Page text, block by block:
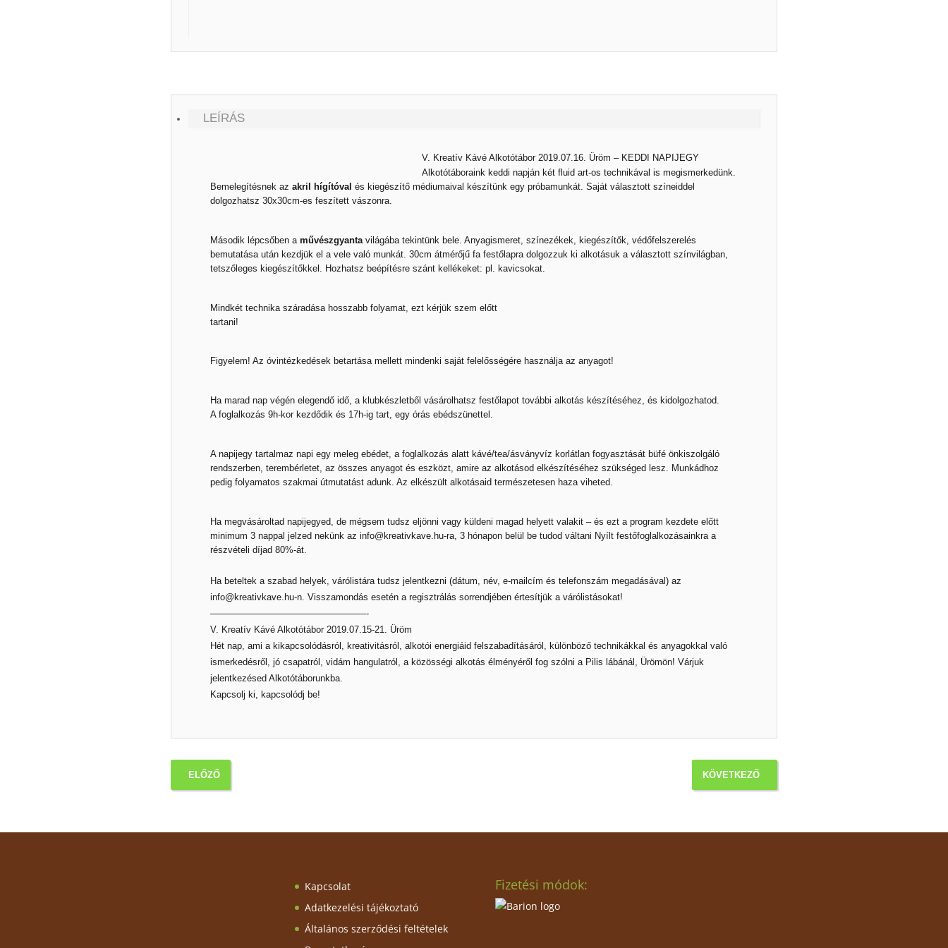
LEÍRÁS
V. Kreatív Kávé Alkotótábor 2019.07.16. Üröm – KEDDI NAPIJEGY
Alkotótáboraink keddi napján két fluid art-os technikával is megismerkedünk.
Bemelegítésnek az akril hígítóval és kiegészítő médiumaival készítünk egy próbamunkát. Saját választott színeiddel
dolgozhatsz 30x30cm-es feszített vászonra.
Második lépcsőben a művészgyantavilágába tekintünk bele. Anyagismeret, színezékek, kiegészítők, védőfelszerelés
bemutatása után kezdjük el a vele való munkát. 30cm átmérőjű fa festőlapra dolgozzuk ki alkotásuk a választott színvilágban,
tetszőleges kiegészítőkkel. Hozhatsz beépítésre szánt kellékeket: pl. kavicsokat.
Mindkét technika száradása hosszabb folyamat, ezt kérjük szem előtt
tartani!
Figyelem! Az óvintézkedések betartása mellett mindenki saját felelősségére használja az anyagot!
Ha marad nap végén elegendő idő, a klubkészletből vásárolhatsz festőlapot további alkotás készítéséhez, és kidolgozhatod.
A foglalkozás 9h-kor kezdődik és 17h-ig tart, egy órás ebédszünettel.
A napijegy tartalmaz napi egy meleg ebédet, a foglalkozás alatt kávé/tea/ásványvíz korlátlan fogyasztását büfé önkiszolgáló
rendszerben, terembérletet, az összes anyagot és eszközt, amire az alkotásod elkészítéséhez szükséged lesz. Munkádhoz
pedig folyamatos szakmai útmutatást adunk. Az elkészült alkotásaid természetesen haza viheted.
Ha megvásároltad napijegyed, de mégsem tudsz eljönni vagy küldeni magad helyett valakit – és ezt a program kezdete előtt
minimum 3 nappal jelzed nekünk az info@kreativkave.hu-ra, 3 hónapon belül be tudod váltani Nyílt festőfoglalkozásainkra a
részvételi díjad 80%-át.
Ha beteltek a szabad helyek, várólistára tudsz jelentkezni (dátum, név, e-mailcím és telefonszám megadásával) az
info@kreativkave.hu-n. Visszamondás esetén a regisztrálás sorrendjében értesítjük a várólistásokat!
—————————————————-
V. Kreatív Kávé Alkotótábor 2019.07.15-21. Üröm
Hét nap, ami a kikapcsolódásról, kreativitásról, alkotói energiáid felszabadításáról, különböző technikákkal és anyagokkal való
ismerkedésről, jó csapatról, vidám hangulatról, a közösségi alkotás élményéről fog szólni a Pilis lábánál, Ürömön! Várjuk
jelentkezésed Alkotótáborunkba.
Kapcsolj ki, kapcsolódj be!
ELŐZŐ KÖVETKEZŐ
Kapcsolat
Adatkezelési tájékoztató
Általános szerződési feltételek
Fizetési módok: